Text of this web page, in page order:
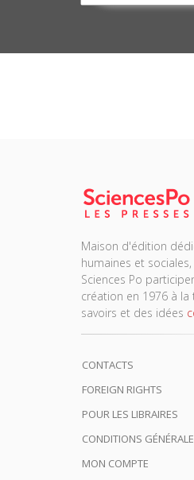
Maison d'édition
humaines et
Sciences Po
création en 1976 à
savoirs et des idées
CONTACTS
FOREIGN RIGHTS
POUR LES LIBRAIRES
CONDITIONS
MON COMPTE